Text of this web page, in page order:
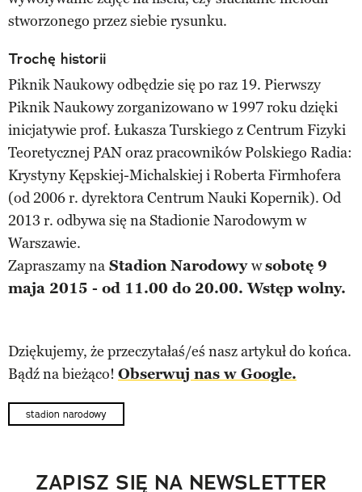
stworzonego przez siebie rysunku.
Trochę historii
Piknik Naukowy odbędzie się po raz 19. Pierwszy
Piknik Naukowy zorganizowano w 1997 roku dzięki
inicjatywie prof. Łukasza Turskiego z Centrum Fizyki
Teoretycznej PAN oraz pracowników Polskiego Radia:
Krystyny Kępskiej-Michalskiej i Roberta Firmhofera
(od 2006 r. dyrektora Centrum Nauki Kopernik). Od
2013 r. odbywa się na Stadionie Narodowym w
Warszawie.
Zapraszamy na Stadion Narodowywsobotę 9
maja 2015 - od 11.00 do 20.00. Wstęp wolny.
Dziękujemy, że przeczytałaś/eś nasz artykuł do końca.
Bądź na bieżąco! Obserwuj nas w Google.
stadion narodowy
ZAPISZ SIĘ NA NEWSLETTER